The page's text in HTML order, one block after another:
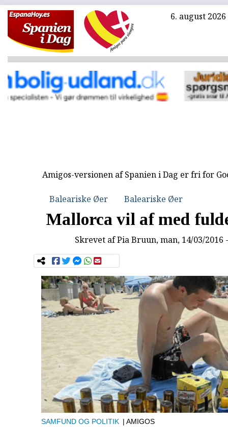
6. august 2026
Amigos-versionen af Spanien i Dag er fri for
Baleariske Øer Baleariske Øer
Mallorca vil af med
Skrevet afPia Bruun, man, 14/03/2016
SAMFUND OG POLITIK | AMIGOS